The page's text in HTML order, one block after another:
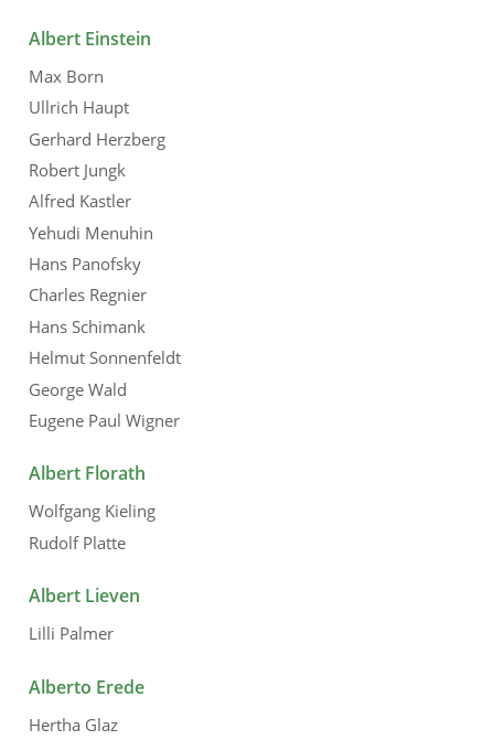
Albert Einstein
Max Born
Ullrich Haupt
Gerhard Herzberg
Robert Jungk
Alfred Kastler
Yehudi Menuhin
Hans Panofsky
Charles Regnier
Hans Schimank
Helmut Sonnenfeldt
George Wald
Eugene Paul Wigner
Albert Florath
Wolfgang Kieling
Rudolf Platte
Albert Lieven
Lilli Palmer
Alberto Erede
Hertha Glaz